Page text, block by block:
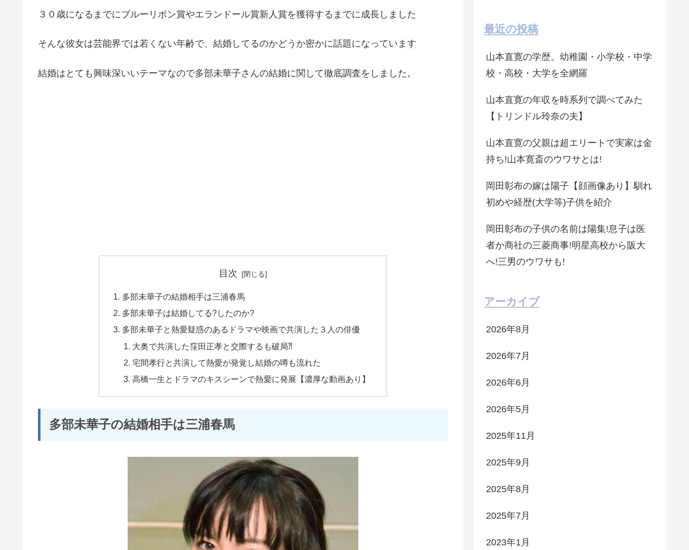
３０歳になるまでにブルーリボン賞やエランドール賞新人賞を獲得するまでに成長しました
そんな彼女は芸能界では若くない年齢で、結婚してるのかどうか密かに話題になっています
結婚はとても興味深いいテーマなので多部未華子さんの結婚に関して徹底調査をしました。
目次
多部未華子の結婚相手は三浦春馬
多部未華子は結婚してる?したのか?
多部未華子と熱愛疑惑のあるドラマや映画で共演した３人の俳優
大奥で共演した窪田正孝と交際するも破局⁈
宅間孝行と共演して熱愛が発覚し結婚の噂も流れた
高橋一生とドラマのキスシーンで熱愛に発展【濃厚な動画あり】
多部未華子の結婚相手は三浦春馬
最近の投稿
山本直寛の学歴。幼稚園・小学校・中学
校・高校・大学を全網羅
山本直寛の年収を時系列で調べてみた
【トリンドル玲奈の夫】
山本直寛の父親は超エリートで実家は金
持ち!山本寛斎のウワサとは!
岡田彰布の嫁は陽子【顔画像あり】馴れ
初めや経歴(大学等)子供を紹介
岡田彰布の子供の名前は陽集!息子は医
者か商社の三菱商事!明星高校から阪大
へ!三男のウワサも!
アーカイブ
2026年8月
2026年7月
2026年6月
2026年5月
2025年11月
2025年9月
2025年8月
2025年7月
2023年1月